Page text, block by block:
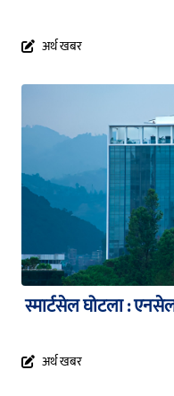
अर्थ खबर
स्मार्टसेल घोटला :
अर्थ खबर